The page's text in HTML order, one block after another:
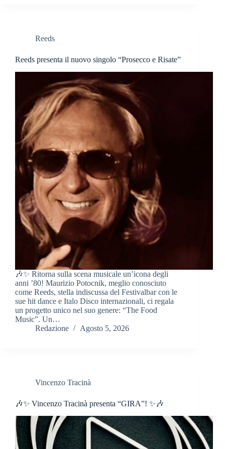
Reeds
Reeds presenta il nuovo singolo “Prosecco e Risate”
🎶✨ Ritorna sulla scena musicale un’icona degli
anni ’80! Maurizio Potocnik, meglio conosciuto
come Reeds, stella indiscussa del Festivalbar con le
sue hit dance e Italo Disco internazionali, ci regala
un progetto unico nel suo genere: “The Food
Music”. Un…
Redazione
Agosto 5, 2026
Vincenzo Tracinà
🎶✨ Vincenzo Tracinà presenta “GIRA”! ✨🎶